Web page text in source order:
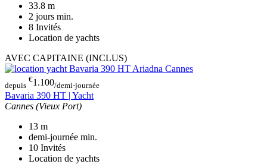
33.8 m
2 jours min.
8 Invités
Location de yachts
AVEC CAPITAINE (INCLUS)
depuis
€1.100/demi-journée
Bavaria 390 HT | Yacht
Cannes (Vieux Port)
13 m
demi-journée min.
10 Invités
Location de yachts